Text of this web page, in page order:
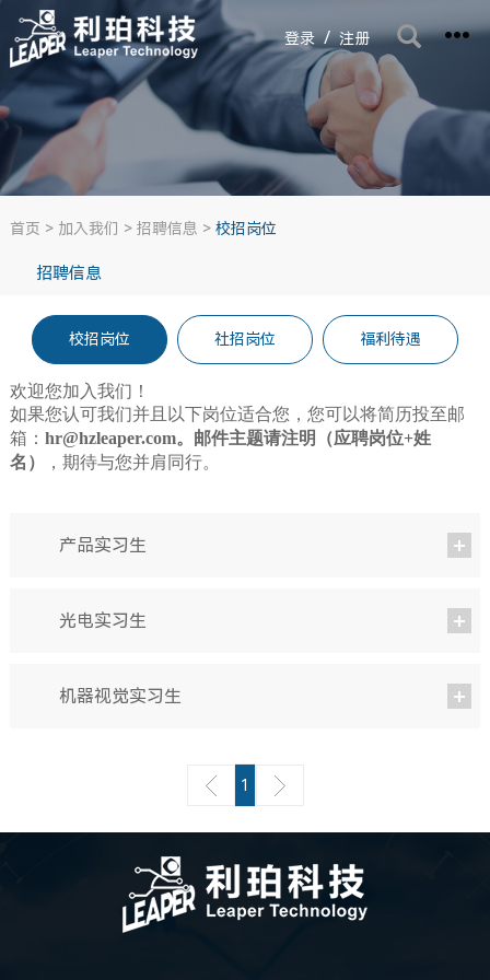
登录 / 注册
首页 > 加入我们 > 招聘信息 > 校招岗位
招聘信息
校招岗位 社招岗位 福利待遇
欢迎您加入我们！
如果您认可我们并且以下岗位适合您，您可以将简历投至邮
箱： hr@hzleaper.com。 邮件主题请注明（应聘岗位+姓
名）
， 期待与您并肩同行。
产品实习生
光电实习生
机器视觉实习生
1